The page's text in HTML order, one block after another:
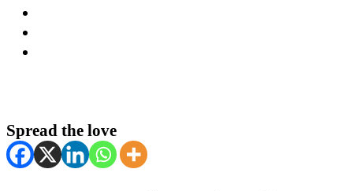
Spread the love